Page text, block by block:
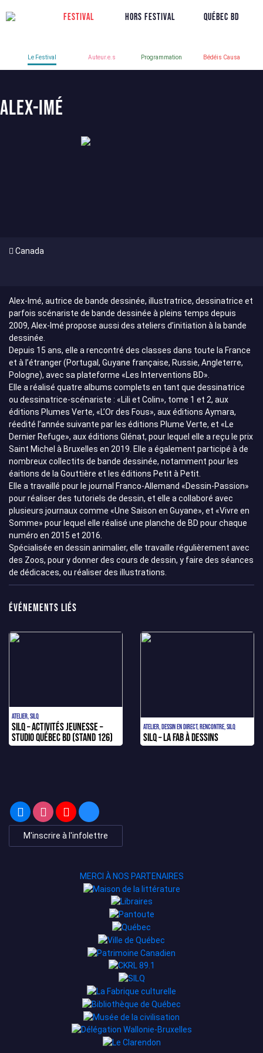
Festival Hors Festival Québec BD
Le Festival Auteur.e.s Programmation Bédéis Causa
Alex-Imé
Canada
Alex-Imé, autrice de bande dessinée, illustratrice, dessinatrice et
parfois scénariste de bande dessinée à pleins temps depuis
2009, Alex-Imé propose aussi des ateliers d’initiation à la bande
dessinée.
Depuis 15 ans, elle a rencontré des classes dans toute la France
et à l’étranger (Portugal, Guyane française, Russie, Angleterre,
Pologne), avec sa plateforme «Les Interventions BD».
Elle a réalisé quatre albums complets en tant que dessinatrice
ou dessinatrice-scénariste : «Lili et Colin», tome 1 et 2, aux
éditions Plumes Verte, «L’Or des Fous», aux éditions Aymara,
réedité l’année suivante par les éditions Plume Verte, et «Le
Dernier Refuge», aux éditions Glénat, pour lequel elle a reçu le prix
Saint Michel à Bruxelles en 2019. Elle a également participé à de
nombreux collectits de bande dessinée, notamment pour les
éaitions de la Gouttière et les éditions Petit à Petit.
Elle a travaillé pour le journal Franco-Allemand «Dessin-Passion»
pour réaliser des tutoriels de dessin, et elle a collaboré avec
plusieurs journaux comme «Une Saison en Guyane», et «Vivre en
Somme» pour lequel elle réalisé une planche de BD pour chaque
numéro en 2015 et 2016.
Spécialisée en dessin animalier, elle travaille régulièrement avec
des Zoos, pour y donner des cours de dessin, y faire des séances
de dédicaces, ou réaliser des illustrations.
Événements liés
Atelier, SILQ
SILQ – Activités jeunesse –
STUDIO QUÉBEC BD (Stand 126)
Atelier, Dessin en direct, Rencontre, SILQ
SILQ – La FAB à dessins
M'inscrire à l'infolettre
MERCI À NOS PARTENAIRES